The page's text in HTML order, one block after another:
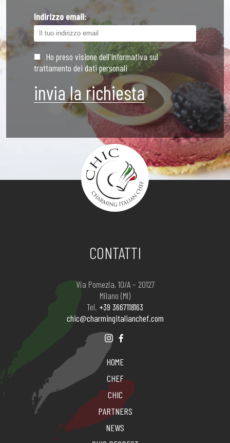
Indirizzo email:
Ho preso visione dell'Informativa sul
trattamento dei dati personali
CONTATTI
Via Pomezia, 10/A – 20127
Milano (MI)
Tel. +39 3667118163
chic@charmingitalianchef.com
HOME
CHEF
CHIC
PARTNERS
NEWS